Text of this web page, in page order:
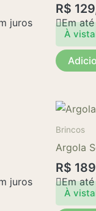
juros
R$
Em
À vista
juros
Brincos
Argola
R$
Em
À vista